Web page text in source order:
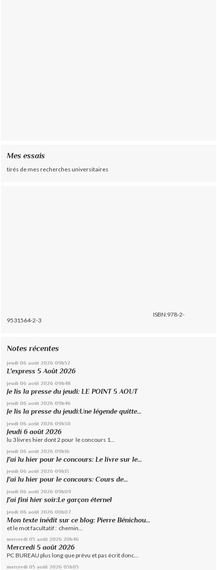
Mes essais
tirés de mes recherches universitaires
ISBN:978-2-
9531564-2-3
Notes récentes
jeudi 06 août 2026 09h52
L'express 5 Août 2026
jeudi 06 août 2026 09h48
Je lis la presse du jeudi: LE POINT 5 AOUT
jeudi 06 août 2026 09h46
Je lis la presse du jeudi:Une légende quitte...
jeudi 06 août 2026 09h30
Jeudi 6 août 2026
lu 3 livres hier dont 2 pour le concours 1...
jeudi 06 août 2026 09h16
J'ai lu hier pour le concours: Le livre sur le...
jeudi 06 août 2026 09h13
J'ai lu hier pour le concours: Cours de...
jeudi 06 août 2026 09h09
J'ai fini hier soir:Le garçon éternel
jeudi 06 août 2026 00h07
Mon texte inédit sur ce blog: Pierre Bénichou...
et le mot facultatif : chemin...
mercredi 05 août 2026 20h46
Mercredi 5 août 2026
PC BUREAU plus long que prévu et pas écrit donc...
mercredi 05 août 2026 05h05